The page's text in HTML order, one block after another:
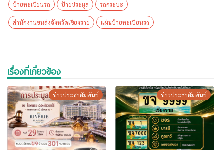
ป้ายทะเบียนรถ ป้ายประมูล รถกระบะ
สำนักงานขนส่งจังหวัดเชียงราย แผ่นป้ายทะเบียนรถ
เรื่องที่เกี่ยวข้อง
ข่าวประชาสัมพันธ์ ข่าวประชาสัมพันธ์